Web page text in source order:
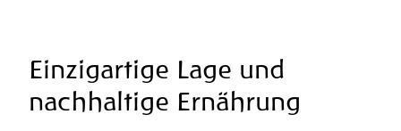
Einzigartige Lage und
nachhaltige Ernährung